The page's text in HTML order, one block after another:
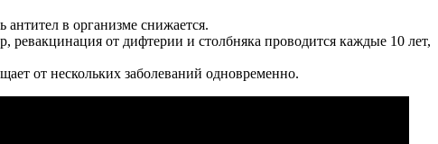
в организме снижается.
от дифтерии и столбняка проводится каждые 10 лет,
от нескольких заболеваний одновременно.